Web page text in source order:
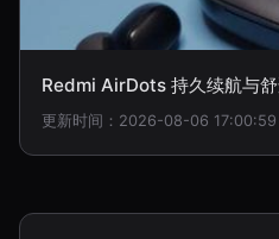
Redmi AirDots 持久续航与
更新时间：2026-08-06 17:00:59